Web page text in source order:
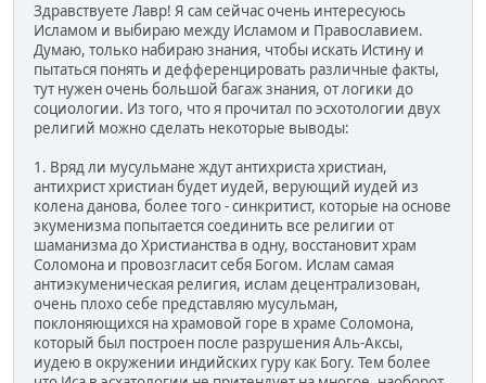
Здравствуете Лавр! Я сам сейчас очень интересуюсь
Исламом и выбираю между Исламом и Православием.
Думаю, только набираю знания, чтобы искать Истину и
пытаться понять и дефференцировать различные факты,
тут нужен очень большой багаж знания, от логики до
социологии. Из того, что я прочитал по эсхотологии двух
религий можно сделать некоторые выводы:
1. Вряд ли мусульмане ждут антихриста христиан,
антихрист христиан будет иудей, верующий иудей из
колена данова, более того - синкритист, которые на основе
экуменизма попытается соединить все религии от
шаманизма до Христианства в одну, восстановит храм
Соломона и провозгласит себя Богом. Ислам самая
антиэкуменическая религия, ислам децентрализован,
очень плохо себе представляю мусульман,
поклоняющихся на храмовой горе в храме Соломона,
который был построен после разрушения Аль-Аксы,
иудею в окружении индийских гуру как Богу. Тем более